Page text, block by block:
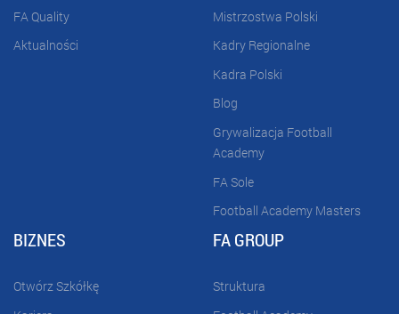
FA Quality
Aktualności
Mistrzostwa Polski
Kadry Regionalne
Kadra Polski
Blog
Grywalizacja Football
Academy
FA Sole
Football Academy Masters
BIZNES
Otwórz Szkółkę
FA GROUP
Struktura